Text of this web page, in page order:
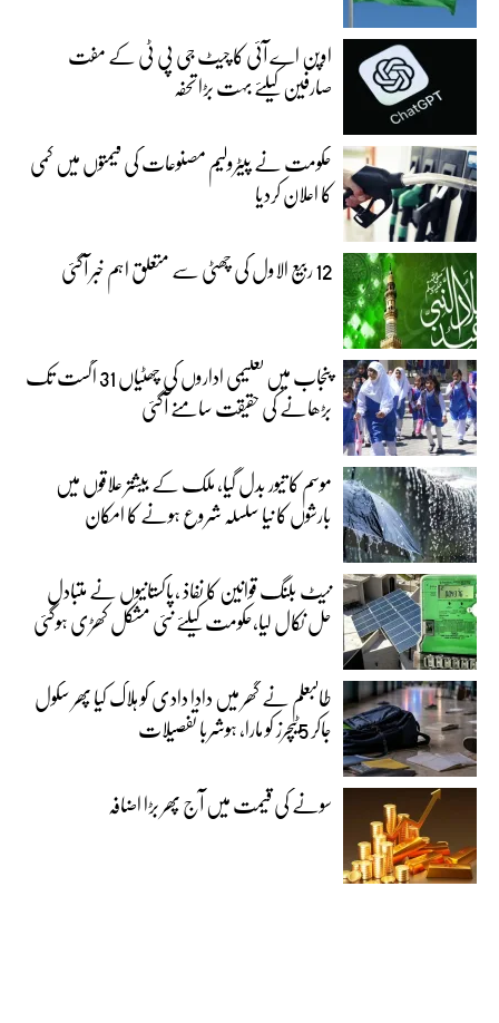
اوپن اے آئی کا چیٹ جی پی ٹی کے مفت
صارفین کیلئے بہت بڑا تحفہ
حکومت نے پیٹرولیم مصنوعات کی قیمتوں میں کمی
کا اعلان کردیا
12 ربیع الاول کی چھٹی سے متعلق اہم خبر آگئی
پنجاب میں تعلیمی اداروں کی چھٹیاں 31 اگست تک
بڑھانے کی حقیقت سامنے آگئی
موسم کا تیور بدل گیا، ملک کے بیشتر علاقوں میں
بارشوں کا نیا سلسلہ شروع ہونے کا امکان
نیٹ بلنگ قوانین کا نفاذ ،پاکستانیوں نے متبادل
حل نکال لیا،حکومت کیلئے نئی مشکل کھڑی ہوگئی
طالبعلم نے گھر میں دادا دادی کو ہلاک کیا پھر سکول
جاکر 5ٹیچرز کو مارا، ہوشربا تفصیلات
سونے کی قیمت میں آج پھر بڑا اضافہ